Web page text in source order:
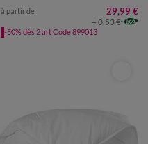
à partir de 29,99 €
+ 0,53 €
-50% dès 2 art Code 899013